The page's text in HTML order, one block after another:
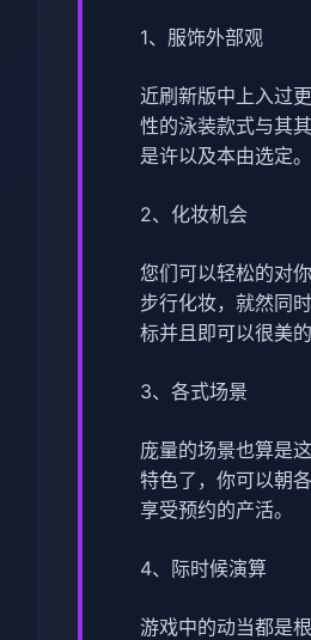
1、服饰外部观
近刷新版中上入过
性的泳装款式与其
是许以及本由选定。
2、化妆机会
您们可以轻松的对
步行化妆，就然同
标并且即可以很美的
3、各式场景
庞量的场景也算是
特色了，你可以朝
享受预约的产活。
4、际时候演算
游戏中的动当都是